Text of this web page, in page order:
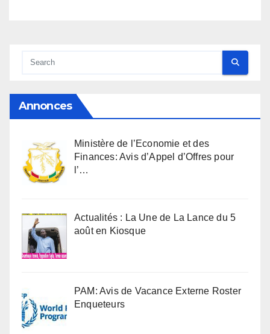
Annonces
Ministère de l’Economie et des
Finances: Avis d’Appel d’Offres pour
l’…
Actualités : La Une de La Lance du 5
août en Kiosque
PAM: Avis de Vacance Externe Roster
Enqueteurs